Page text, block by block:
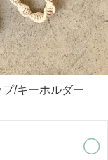
/キーホルダー